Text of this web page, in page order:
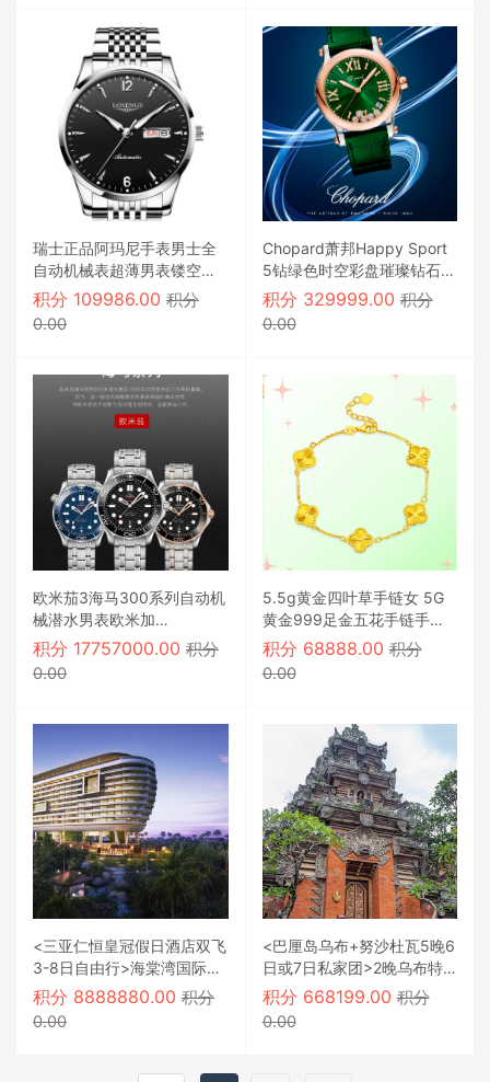
瑞士正品阿玛尼手表男士全
自动机械表超薄男表镂空防
水夜光腕表
积分 109986.00 积分
0.00
Chopard萧邦Happy Sport
5钻绿色时空彩盘璀璨钻石石
英女士手表
积分 329999.00积分
0.00
欧米茄3海马300系列自动机
械潜水男表欧米加
210.22.42.20.01.001.
积分 17757000.00 积分
0.00
5.5g黄金四叶草手链女 5G
黄金999足金五花手链手镯
幸运草
积分 68888.00积分
0.00
<三亚仁恒皇冠假日酒店双飞
3-8日自由行>海棠湾国际品
牌一线海景酒店
积分 8888880.00 积分
0.00
<巴厘岛乌布+努沙杜瓦5晚6
日或7日私家团>2晚乌布特
色度假村+3晚海边五星
积分 668199.00积分
0.00